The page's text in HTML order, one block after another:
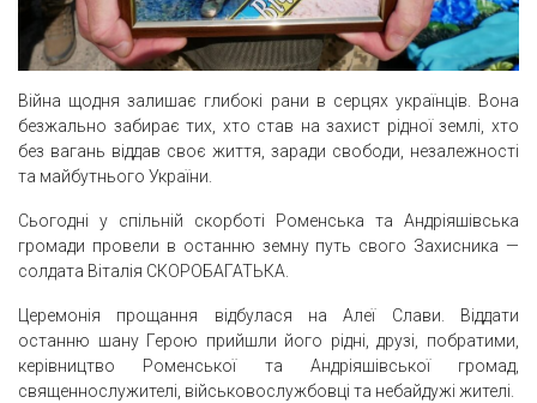
Війна щодня залишає глибокі рани в серцях українців. Вона
безжально забирає тих, хто став на захист рідної землі, хто
без вагань віддав своє життя, заради свободи, незалежності
та майбутнього України.
Сьогодні у спільній скорботі Роменська та Андріяшівська
громади провели в останню земну путь свого Захисника —
солдата Віталія СКОРОБАГАТЬКА.
Церемонія прощання відбулася на Алеї Слави. Віддати
останню шану Герою прийшли його рідні, друзі, побратими,
керівництво Роменської та Андріяшівської громад,
священнослужителі, військовослужбовці та небайдужі жителі.